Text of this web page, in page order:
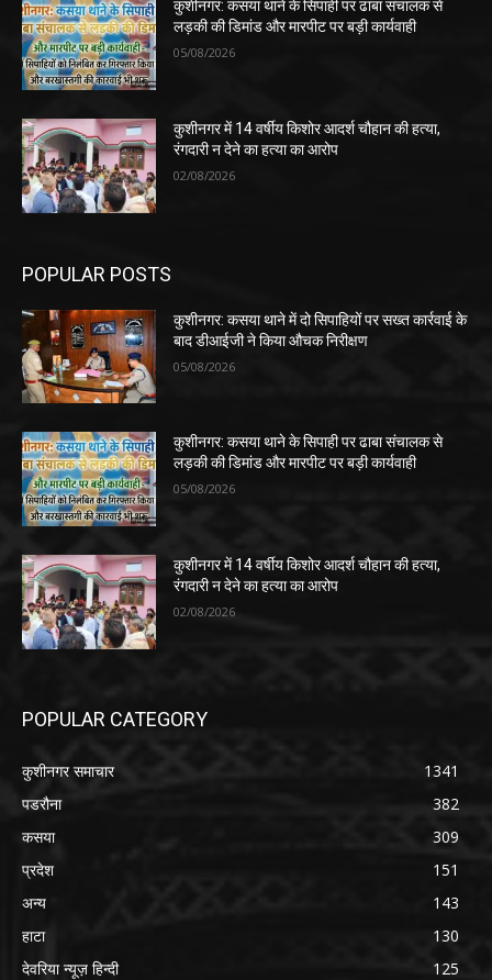
कुशीनगर: कसया थाने के सिपाही पर ढाबा संचालक से
लड़की की डिमांड और मारपीट पर बड़ी कार्यवाही
05/08/2026
कुशीनगर में 14 वर्षीय किशोर आदर्श चौहान की हत्या,
रंगदारी न देने का हत्या का आरोप
02/08/2026
POPULAR POSTS
कुशीनगर: कसया थाने में दो सिपाहियों पर सख्त कार्रवाई के
बाद डीआईजी ने किया औचक निरीक्षण
05/08/2026
कुशीनगर: कसया थाने के सिपाही पर ढाबा संचालक से
लड़की की डिमांड और मारपीट पर बड़ी कार्यवाही
05/08/2026
कुशीनगर में 14 वर्षीय किशोर आदर्श चौहान की हत्या,
रंगदारी न देने का हत्या का आरोप
02/08/2026
POPULAR CATEGORY
कुशीनगर समाचार
1341
पडरौना
382
कसया
309
प्रदेश
151
अन्य
143
हाटा
130
देवरिया न्यूज़ हिन्दी
125